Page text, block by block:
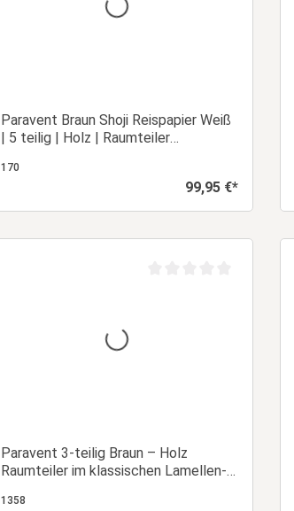
Paravent Braun Shoji Reispapier Weiß
| 5 teilig | Holz | Raumteiler
170
Regulärer Preis:
99,95 €*
Paravent 3-teilig Braun – Holz
Raumteiler im klassischen Lamellen-
1358